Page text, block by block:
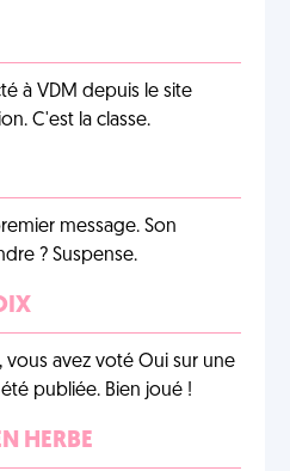
à VDM depuis le site
C'est la classe.
message. Son
? Suspense.
vous avez voté Oui sur une
publiée. Bien joué !
HERBE